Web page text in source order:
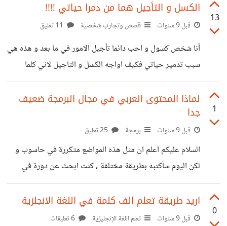
البيتكوين لانها سهلة و لا تتطلب الكثير
13
الكسل و التأجيل هما من دمرا حياتي !!!!
قبل 9 سنوات قصص وتجارب شخصية
أنا شخص كسول و احب دائما تأجيل الامور في ما بعد و هذه هي
سبب تدمير حياتي فكيف اواجه الكسل و التاجيل لاني كلما
عزمت على امر او شيء في حياتي اشعر بختناق في نفسي و
القول في نفسي دعك من هذا الامر التافه اريد حل ؟؟؟
1
لماذا المحتوى العربي في مجال البرمجة ضعيف
جدا
قبل 9 سنوات برمجة
السلام عليكم اعلم ان مثل هذه المواضع متكررة في حاسوب و
لكن اليوم سأكتبه بطريقة مختلفة , كنت ابحث عن دورة في
برمجة المواقع و عدد الدورات التطبيقية وجدتها قليلة جدا
تحسبها على اصابعك و لكني وجدت مليون دورة لتعلم الاساسيات
ومعظمها قديمة أكل الظهر عليها فلماذا الاشخاص الذين يعرفون
0
اريد طريقة تعلم الف كلمة في اللغة الانجلزية
قبل 9 سنوات تعلم اللغة الإنجليزية